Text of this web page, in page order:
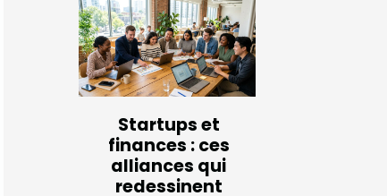
Startups et
finances : ces
alliances qui
redessinent